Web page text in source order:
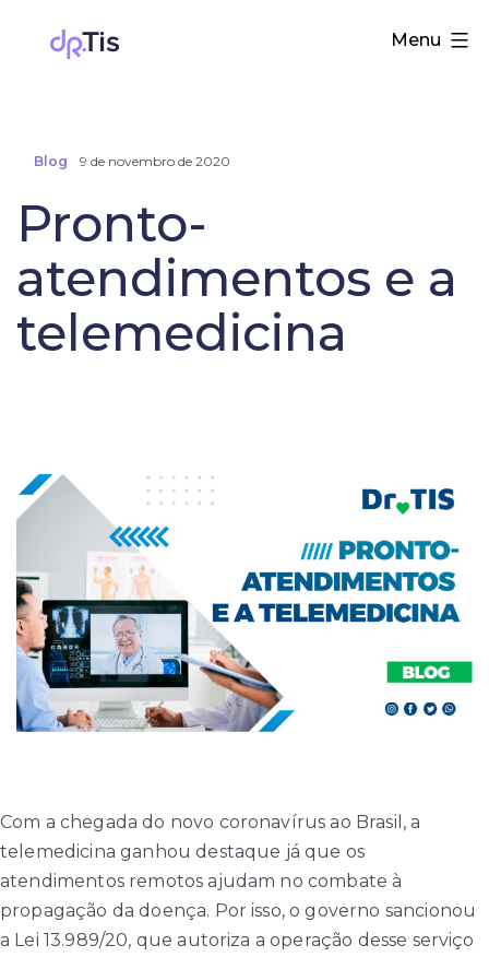
Menu
Blog 9 de novembro de 2020
Pronto-
atendimentos e a
telemedicina
Com a chegada do novo coronavírus ao Brasil, a
telemedicina ganhou destaque já que os
atendimentos remotos ajudam no combate à
propagação da doença. Por isso, o governo sancionou
a Lei 13.989/20, que autoriza a operação desse serviço